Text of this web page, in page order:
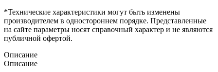
*Технические характеристики могут быть изменены
производителем в одностороннем порядке. Представленные
на сайте параметры носят справочный характер и не являются
публичной офертой.
Описание
Описание